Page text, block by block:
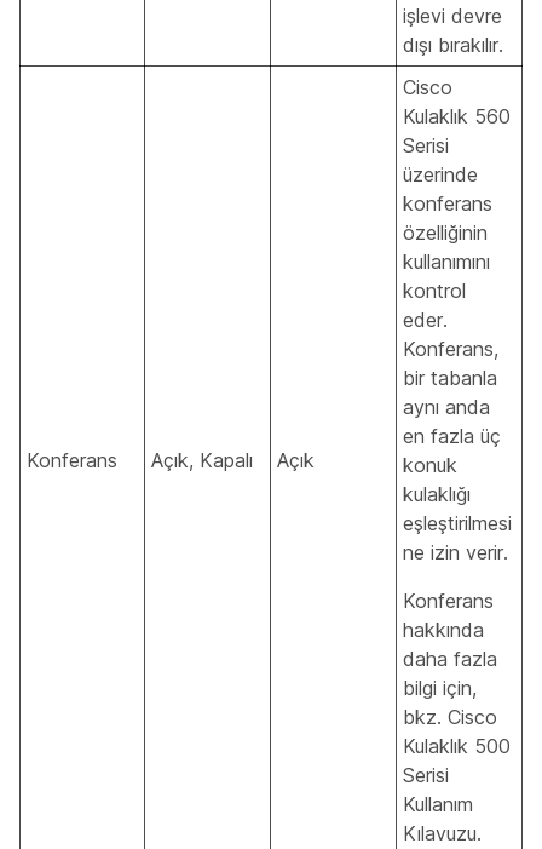
işlevi devre
dışı bırakılır.
Konferans Açık, Kapalı Açık
Cisco
Kulaklık 560
Serisi
üzerinde
konferans
özelliğinin
kullanımını
kontrol
eder.
Konferans,
bir tabanla
aynı anda
en fazla üç
konuk
kulaklığı
eşleştirilmesi
ne izin verir.
Konferans
hakkında
daha fazla
bilgi için,
bkz. Cisco
Kulaklık 500
Serisi
Kullanım
Kılavuzu.